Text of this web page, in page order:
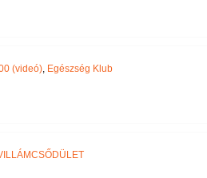
(videó), Egészség Klub